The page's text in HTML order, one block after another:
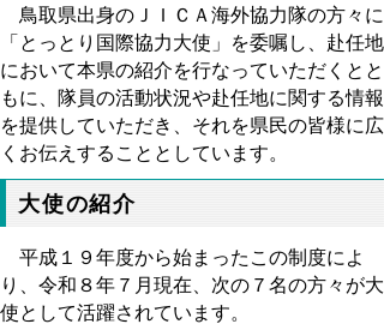
鳥取県出身のＪＩＣＡ海外協力隊の方々に
「とっとり国際協力大使」を委嘱し、赴任地
において本県の紹介を行なっていただくとと
もに、隊員の活動状況や赴任地に関する情報
を提供していただき、それを県民の皆様に広
くお伝えすることとしています。
大使の紹介
平成１９年度から始まったこの制度によ
り、令和８年７月現在、次の７名の方々が大
使として活躍されています。